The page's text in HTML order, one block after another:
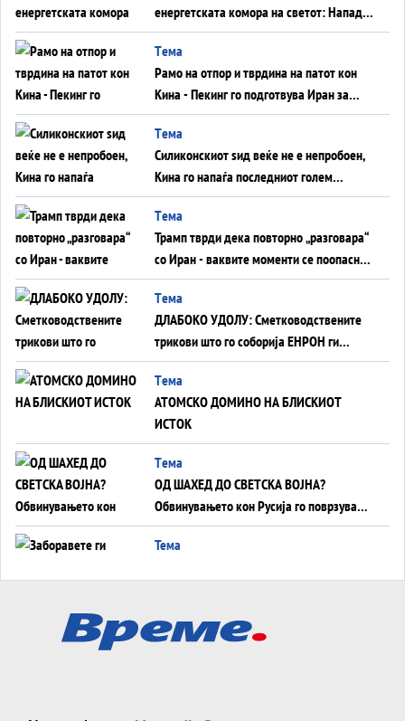
енергетската комора на светот: Нападот
во Суец најавува глобален енергетски
инфаркт?
Tема
Рамо на отпор и тврдина на патот кон
Кина - Пекинг го подготвува Иран за
американска копнена инвазија
Tема
Силиконскиот ѕид веќе не е непробоен,
Кина го напаѓа последниот голем
монопол на Западот?
Tема
Трамп тврди дека повторно „разговара“
со Иран - ваквите моменти се поопасни
од отворените закани
Tема
ДЛАБОКО УДОЛУ: Сметководствените
трикови што го соборија ЕНРОН ги
применуваат гигантите за ВИ
Tема
АТОМСКО ДОМИНО НА БЛИСКИОТ
ИСТОК
Tема
ОД ШАХЕД ДО СВЕТСКА ВОЈНА?
Обвинувањето кон Русија го поврзува
Блискиот Исток со украинското бојно
поле?
Тема
Анализа
Приватни факултети - ОД ПРЕСТИЖ